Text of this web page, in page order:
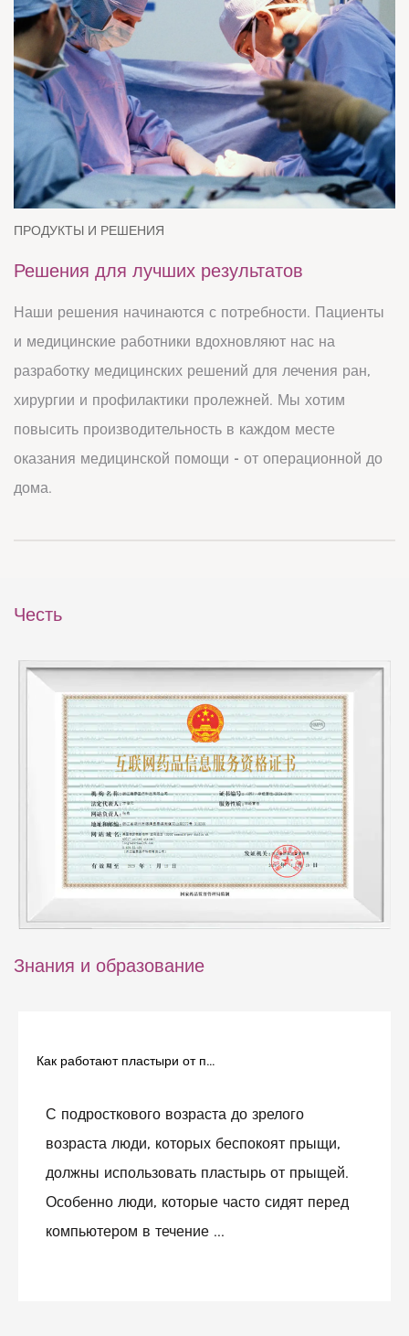
ПРОДУКТЫ И РЕШЕНИЯ
Решения для лучших результатов
Наши решения начинаются с потребности. Пациенты
и медицинские работники вдохновляют нас на
разработку медицинских решений для лечения ран,
хирургии и профилактики пролежней. Мы хотим
повысить производительность в каждом месте
оказания медицинской помощи - от операционной до
дома.
Честь
Знания и образование
Как работают пластыри от прыщей
С подросткового возраста до зрелого
возраста люди, которых беспокоят прыщи,
должны использовать пластырь от прыщей.
Особенно люди, которые часто сидят перед
компьютером в течение ...